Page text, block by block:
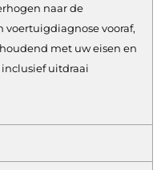
naar de
voertuigdiagnose vooraf,
met uw eisen en
uitdraai